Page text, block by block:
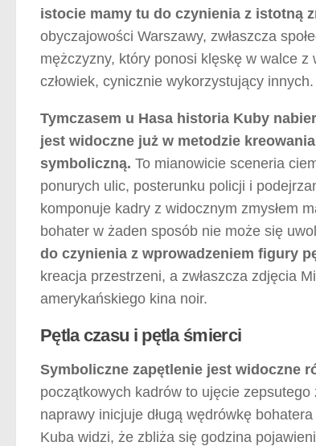
istocie mamy tu do czynienia z istotną
obyczajowości Warszawy, zwłaszcza
mężczyzny, który ponosi klęskę w walce z
człowiek, cynicznie wykorzystujący
Tymczasem u Hasa historia Kuby
jest widoczne już w metodzie
symboliczną. To mianowicie sceneria
ponurych ulic, posterunku policji i
komponuje kadry z widocznym zmysłem
bohater w żaden sposób nie może się
do czynienia z wprowadzeniem figury
kreacja przestrzeni, a zwłaszcza zdjęcia
amerykańskiego kina noir.
Pętla czasu i pętla śmierci
Symboliczne zapętlenie jest widoczne
początkowych kadrów to ujęcie
naprawy inicjuje długą wędrówkę
Kuba widzi, że zbliża się godzina